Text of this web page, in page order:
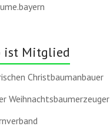
ist Mitglied
Christbaumanbauer
Weihnachtsbaumerzeuger